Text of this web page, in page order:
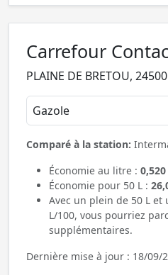
Carrefour
PLAINE DE BRETOU,
Gazole
Comparé à la station:
Économie au litre :
Économie pour 50 L :
Avec un plein de 50 L et
L/100, vous pourriez
supplémentaires.
Dernière mise à jour : 18/09/